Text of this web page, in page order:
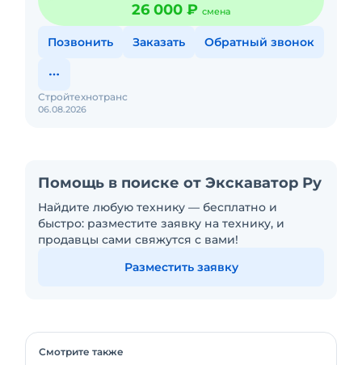
26 000 ₽ смена
Позвонить Заказать Обратный звонок
06.08.2026
Стройтехнотранс
Помощь в поиске от Экскаватор Ру
Найдите любую технику — бесплатно и
быстро: разместите заявку на технику, и
продавцы сами свяжутся с вами!
Разместить заявку
Смотрите также